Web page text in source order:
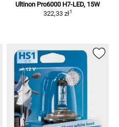
Ultinon Pro6000 H7-LED, 15W
322,33 zł1